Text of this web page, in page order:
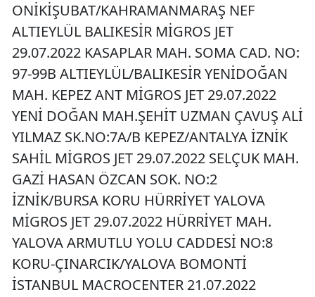
ONİKİŞUBAT/KAHRAMANMARAŞ NEF
ALTIEYLÜL BALIKESİR MİGROS JET
29.07.2022 KASAPLAR MAH. SOMA CAD. NO:
97-99B ALTIEYLÜL/BALIKESİR YENİDOĞAN
MAH. KEPEZ ANT MİGROS JET 29.07.2022
YENİ DOĞAN MAH.ŞEHİT UZMAN ÇAVUŞ ALİ
YILMAZ SK.NO:7A/B KEPEZ/ANTALYA İZNİK
SAHİL MİGROS JET 29.07.2022 SELÇUK MAH.
GAZİ HASAN ÖZCAN SOK. NO:2
İZNİK/BURSA KORU HÜRRİYET YALOVA
MİGROS JET 29.07.2022 HÜRRİYET MAH.
YALOVA ARMUTLU YOLU CADDESİ NO:8
KORU-ÇINARCIK/YALOVA BOMONTİ
İSTANBUL MACROCENTER 21.07.2022